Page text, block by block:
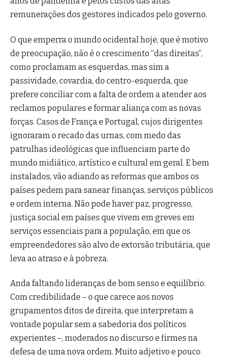
remunerações dos gestores indicados pelo governo.
O que emperra o mundo ocidental hoje, que é motivo
de preocupação, não é o crescimento “das direitas”,
como proclamam as esquerdas, mas sim a
passividade, covardia, do centro-esquerda, que
prefere conciliar com a falta de ordem a atender aos
reclamos populares e formar aliança com as novas
forças. Casos de França e Portugal, cujos dirigentes
ignoraram o recado das urnas, com medo das
patrulhas ideológicas que influenciam parte do
mundo midiático, artístico e cultural em geral. E bem
instalados, vão adiando as reformas que ambos os
países pedem para sanear finanças, serviços públicos
e ordem interna. Não pode haver paz, progresso,
justiça social em países que vivem em greves em
serviços essenciais para a população, em que os
empreendedores são alvo de extorsão tributária, que
leva ao atraso e à pobreza.
Anda faltando lideranças de bom senso e equilíbrio.
Com credibilidade – o que carece aos novos
grupamentos ditos de direita, que interpretam a
vontade popular sem a sabedoria dos políticos
experientes –, moderados no discurso e firmes na
defesa de uma nova ordem. Muito adjetivo e pouco